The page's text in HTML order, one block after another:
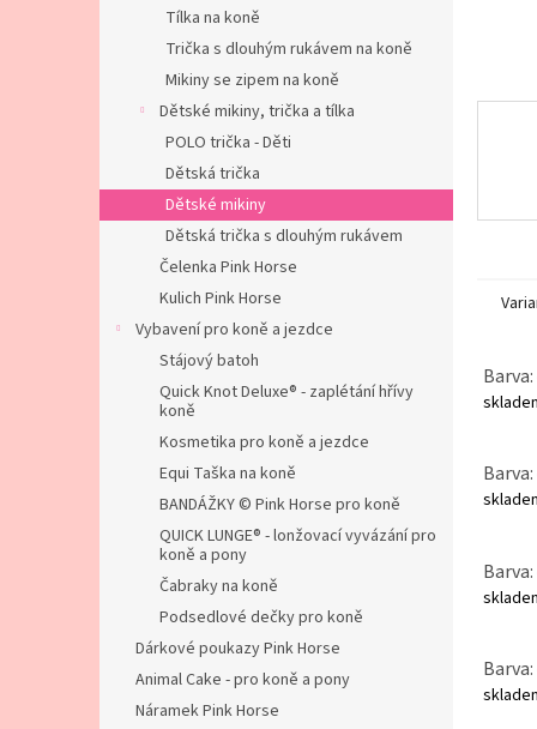
Tílka na koně
Trička s dlouhým rukávem na koně
Mikiny se zipem na koně
Dětské mikiny, trička a tílka
POLO trička - Děti
Dětská trička
Dětské mikiny
Dětská trička s dlouhým rukávem
Čelenka Pink Horse
Kulich Pink Horse
Vybavení pro koně a jezdce
Stájový batoh
Quick Knot Deluxe® - zaplétání hřívy
koně
Kosmetika pro koně a jezdce
Equi Taška na koně
BANDÁŽKY © Pink Horse pro koně
QUICK LUNGE® - lonžovací vyvázání pro
koně a pony
Čabraky na koně
Podsedlové dečky pro koně
Dárkové poukazy Pink Horse
Animal Cake - pro koně a pony
Náramek Pink Horse